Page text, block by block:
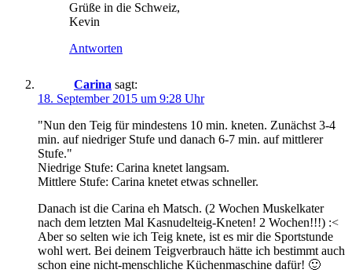
Grüße in die Schweiz,
Kevin
Antworten
Carina sagt:
18. September 2015 um 9:28 Uhr
"Nun den Teig für mindestens 10 min. kneten. Zunächst 3-4
min. auf niedriger Stufe und danach 6-7 min. auf mittlerer
Stufe."
Niedrige Stufe: Carina knetet langsam.
Mittlere Stufe: Carina knetet etwas schneller.
Danach ist die Carina eh Matsch. (2 Wochen Muskelkater
nach dem letzten Mal Kasnudelteig-Kneten! 2 Wochen!!!) :<
Aber so selten wie ich Teig knete, ist es mir die Sportstunde
wohl wert. Bei deinem Teigverbrauch hätte ich bestimmt auch
schon eine nicht-menschliche Küchenmaschine dafür! 🙂